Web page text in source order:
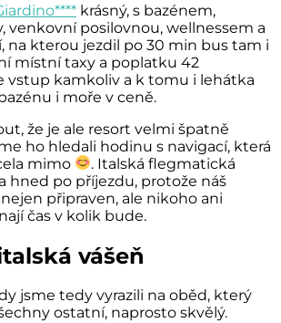
krásný, s bazénem,
venkovní posilovnou, wellnessem a
na kterou jezdil po 30 min bus tam i
místní taxy a poplatku 42
vstup kamkoliv a k tomu i lehátka
i moře v ceně.
že je ale resort velmi špatně
ho hledali hodinu s navigací, která
mimo
. Italská flegmatická
hned po příjezdu, protože náš
připraven, ale nikoho ani
čas v kolik bude.
vášeň
jsme tedy vyrazili na oběd, který
ostatní, naprosto skvělý.